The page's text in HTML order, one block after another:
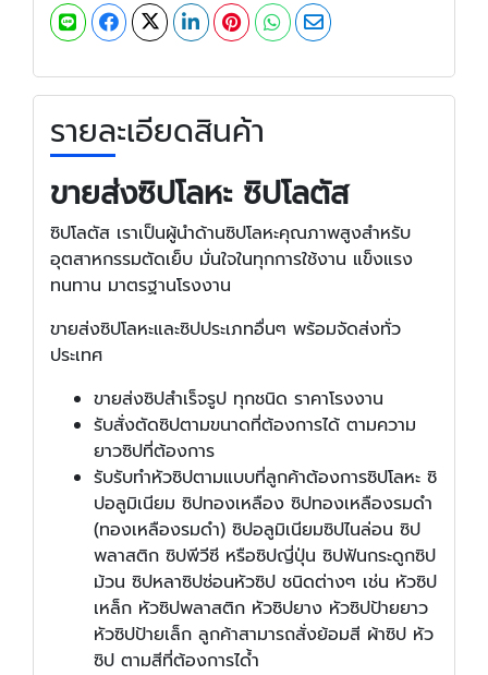
รายละเอียดสินค้า
ขายส่งซิปโลหะ ซิปโลตัส
ซิปโลตัส เราเป็นผู้นำด้านซิปโลหะคุณภาพสูงสำหรับ
อุตสาหกรรมตัดเย็บ มั่นใจในทุกการใช้งาน แข็งแรง
ทนทาน มาตรฐานโรงงาน
ขายส่งซิปโลหะและซิปประเภทอื่นๆ พร้อมจัดส่งทั่ว
ประเทศ
ขายส่งซิปสำเร็จรูป ทุกชนิด ราคาโรงงาน
รับสั่งตัดซิปตามขนาดที่ต้องการได้ ตามความ
ยาวซิปที่ต้องการ
รับรับทำหัวซิปตามแบบที่ลูกค้าต้องการซิปโลหะ ซิ
ปอลูมิเนียม ซิปทองเหลือง ซิปทองเหลืองรมดำ
(ทองเหลืองรมดำ) ซิปอลูมิเนียมซิปไนล่อน ซิป
พลาสติก ซิปพีวีซี หรือซิปญี่ปุ่น ซิปฟันกระดูกซิป
ม้วน ซิปหลาซิปซ่อนหัวซิป ชนิดต่างๆ เช่น หัวซิป
เหล็ก หัวซิปพลาสติก หัวซิปยาง หัวซิปป้ายยาว
หัวซิปป้ายเล็ก ลูกค้าสามารถสั่งย้อมสี ผ้าซิป หัว
ซิป ตามสีที่ต้องการได้ำ